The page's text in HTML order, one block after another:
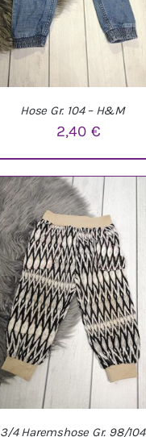
IN DEN WARENKORB
DETAILS
Hose Gr. 104 – H&M
2,40€
3/4 Haremshose Gr. 98/104